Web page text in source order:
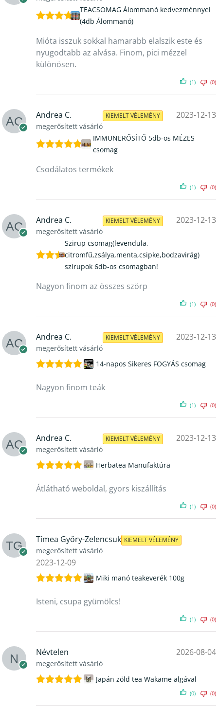
5 / 5
TEACSOMAG Álommanó kedvezménnyel
(4db Álommanó)
Mióta isszuk sokkal hamarabb elalszik este és
nyugodtabb az alvása. Finom, pici mézzel
különösen.
(1) (0)
Andrea C.
megerősített vásárló
KIEMELT VÉLEMÉNY 2023-12-13
5/ 5
IMMUNERŐSÍTŐ 5db-os MÉZES
csomag
Csodálatos termékek
(1) (0)
Andrea C.
megerősített vásárló
KIEMELT VÉLEMÉNY 2023-12-13
Értékelés:
Szirup csomag(levendula,
citromfű,zsálya,menta,csipke,bodzavirág)
szirupok 6db-os csomagban!
Nagyon finom az összes szörp
(1) (0)
Andrea C.
megerősített vásárló
KIEMELT VÉLEMÉNY 2023-12-13
5/ 5
14-napos Sikeres FOGYÁS csomag
Nagyon finom teák
(1) (0)
Andrea C.
megerősített vásárló
KIEMELT VÉLEMÉNY 2023-12-13
5/ 5
Herbatea Manufaktúra
Átlátható weboldal, gyors kiszállítás
(1) (0)
Tímea Győry-Zelencsuk
megerősített vásárló
KIEMELT VÉLEMÉNY
2023-12-09
5/ 5
Miki manó teakeverék 100g
Isteni, csupa gyümölcs!
(1) (0)
Névtelen
megerősített vásárló
2026-08-04
Japán zöld tea Wakame algával
(0) (0)